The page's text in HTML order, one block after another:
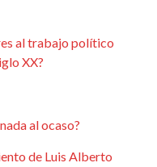
al trabajo político
XX?
al ocaso?
de Luis Alberto